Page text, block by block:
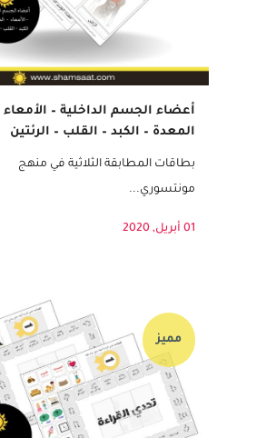
أعضاء الجسم الداخلية – الأمعاء –
المعدة – الكبد – القلب – الرئتين
بطاقات المطابقة الثلاثية في منهج
مميز